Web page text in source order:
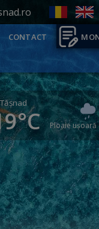
CONTACT
Tăşnad
Ploaie ușoară